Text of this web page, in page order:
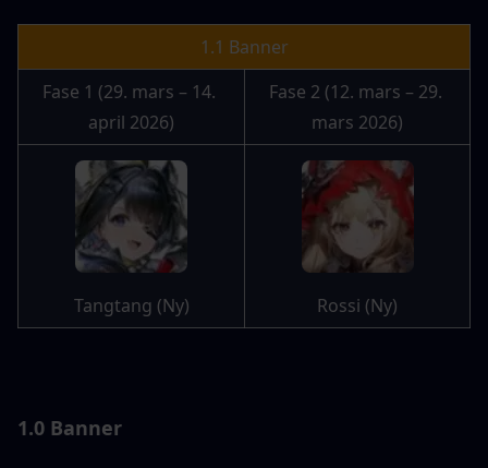
1.1 Banner
Fase 1 (29. mars – 14.
april 2026)
Fase 2 (12. mars – 29.
mars 2026)
Tangtang (Ny) Rossi (Ny)
1.0 Banner